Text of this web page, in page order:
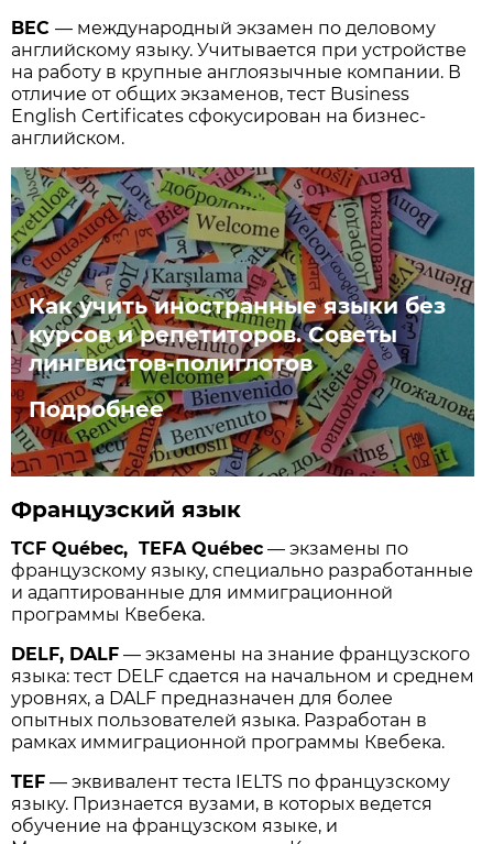
BEC— международный экзамен по деловому
английскому языку. Учитывается при устройстве
на работу в крупные англоязычные компании. В
отличие от общих экзаменов, тест Business
English Certificates сфокусирован на бизнес-
английском.
Как учить иностранные языки без
курсов и репетиторов. Советы
лингвистов-полиглотов
Подробнее
Французский язык
TCF Québec, TEFA Québec — экзамены по
французскому языку, специально разработанные
и адаптированные для иммиграционной
программы Квебека.
DELF, DALF — экзамены на знание французского
языка: тест DELF сдается на начальном и среднем
уровнях, а DALF предназначен для более
опытных пользователей языка. Разработан в
рамках иммиграционной программы Квебека.
TEF — эквивалент теста IELTS по французскому
языку. Признается вузами, в которых ведется
обучение на французском языке, и